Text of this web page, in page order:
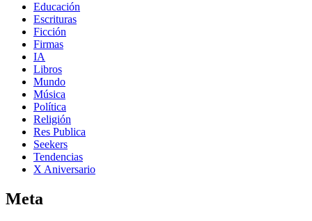
Educación
Escrituras
Ficción
Firmas
IA
Libros
Mundo
Música
Política
Religión
Res Publica
Seekers
Tendencias
X Aniversario
Meta